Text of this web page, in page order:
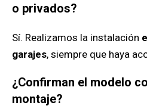
o privados?
Sí. Realizamos la instalación
garajes, siempre que haya
¿Confirman el modelo
montaje?